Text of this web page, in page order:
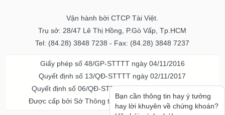
Vận hành bởi CTCP Tài Việt.
Trụ sở: 28/47 Lê Thị Hồng, P.Gò Vấp, Tp.HCM
Tel: (84.28) 3848 7238 - Fax: (84.28) 3848 7237
Giấy phép số 48/GP-STTTT ngày 04/11/2016
Quyết định số 13/QĐ-STTTT ngày 02/11/2017
Quyết định số 06/QĐ-STTTT-ICP ngày 20/07/2023
Được cấp bởi Sở Thông tin và Truyền thông TPHCM
Bạn cần thông tin hay ý tưởng
hay lời khuyên về chứng khoán?